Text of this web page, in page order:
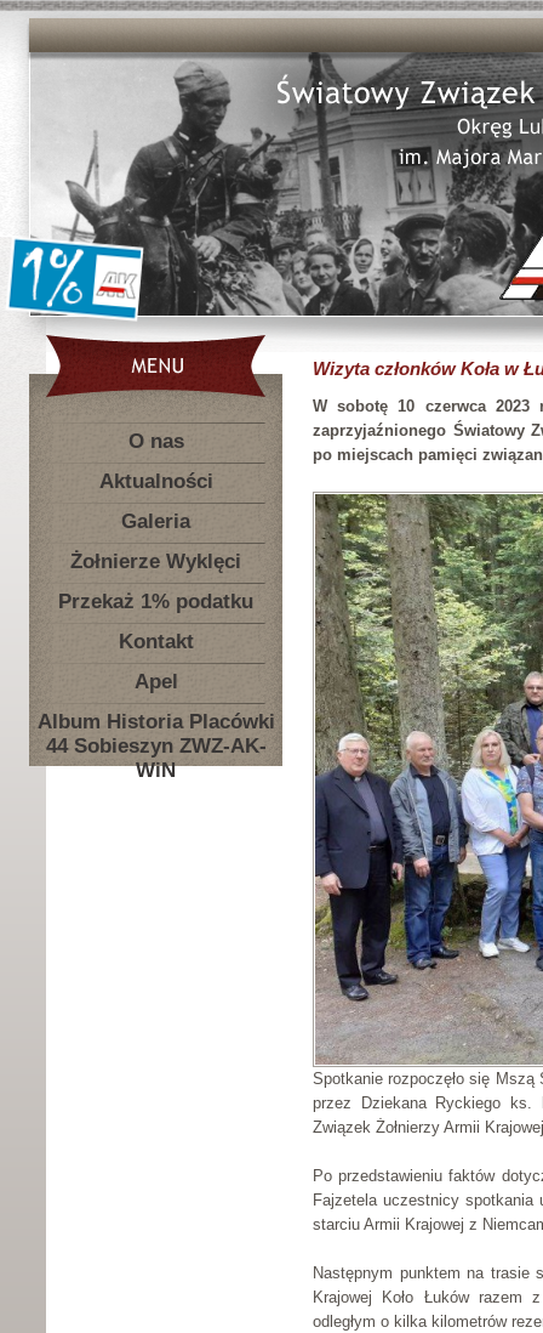
O nas
Aktualności
Galeria
Żołnierze Wyklęci
Przekaż 1% podatku
Kontakt
Apel
Album Historia Placówki
44 Sobieszyn ZWZ-AK-
WiN
Wizyta członków Koła w
W sobotę 10 czerwca
zaprzyjaźnionego Światowy
po miejscach pamięci
Spotkanie rozpoczęło się
przez Dziekana Ryckiego ks.
Związek Żołnierzy Armii
Po przedstawieniu faktów
Fajzetela uczestnicy spotkania
starciu Armii Krajowej z
Następnym punktem na trasie
Krajowej Koło Łuków razem
odległym o kilka kilometrów